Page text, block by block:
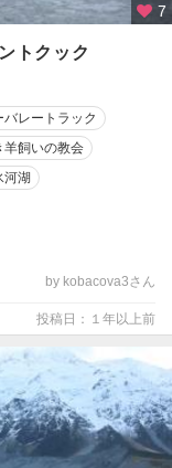
7
ントクック
バレートラック
羊飼いの教会
河湖
by kobacova3さん
投稿日：１年以上前